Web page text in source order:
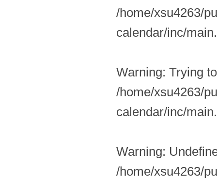
/home/xsu4263/
calendar/inc/
Warning: Trying
/home/xsu4263/
calendar/inc/
Warning:
/home/xsu4263/